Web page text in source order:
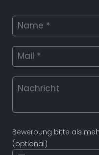
Bewerbung bitte als
(optional)